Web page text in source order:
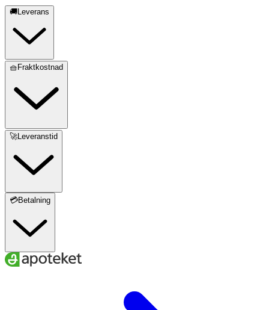
🚚Leverans
🧺Fraktkostnad
🚀Leveranstid
💳Betalning